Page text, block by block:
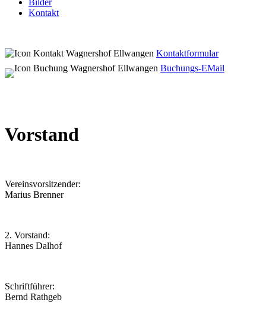
Bilder
Kontakt
Kontaktformular
Buchungs-EMail
Vorstand
Vereinsvorsitzender:
Marius Brenner
2. Vorstand:
Hannes Dalhof
Schriftführer:
Bernd Rathgeb